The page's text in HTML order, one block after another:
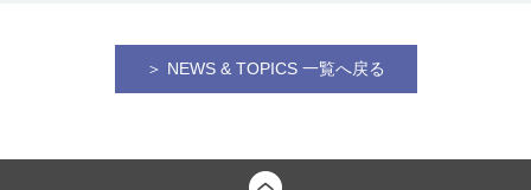
＞ NEWS & TOPICS 一覧へ戻る